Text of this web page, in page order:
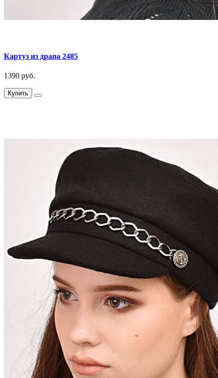
Картуз из драпа 2485
1390 руб.
Купить